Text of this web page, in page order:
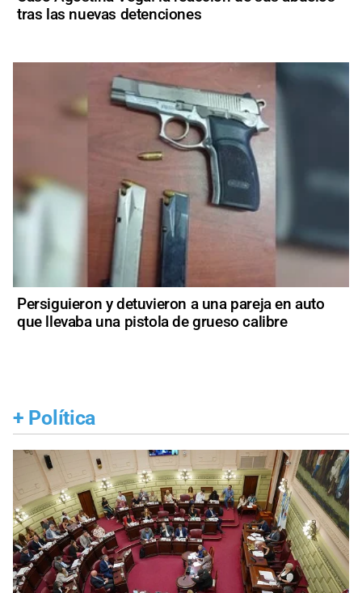
tras las nuevas detenciones
Persiguieron y detuvieron a una pareja en auto
que llevaba una pistola de grueso calibre
+ Política